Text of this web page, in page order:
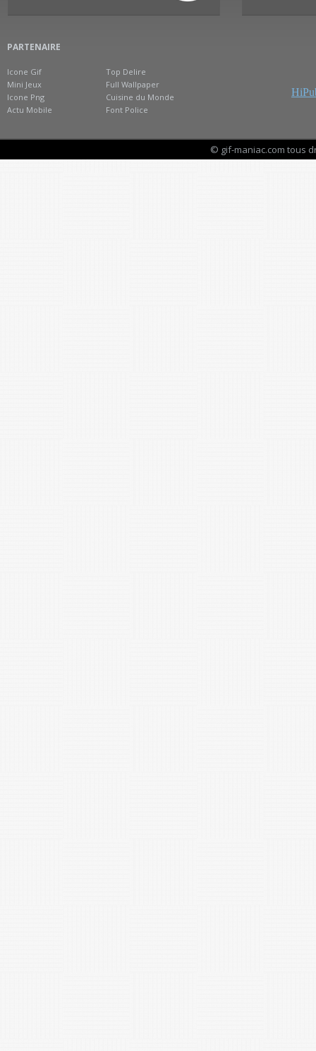
PARTENAIRE
Icone Gif
Mini Jeux
Icone Png
Actu Mobile
Top Delire
Full Wallpaper
Cuisine du Monde
Font Police
© gif-maniac.com tous